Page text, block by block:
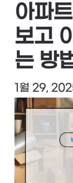
아파
보고
는 방
1월 29,